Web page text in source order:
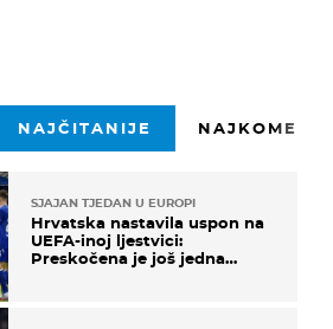
NAJČITANIJE
SJAJAN TJEDAN U EUROPI
Hrvatska nastavila uspon na
UEFA-inoj ljestvici:
Preskočena je još jedna